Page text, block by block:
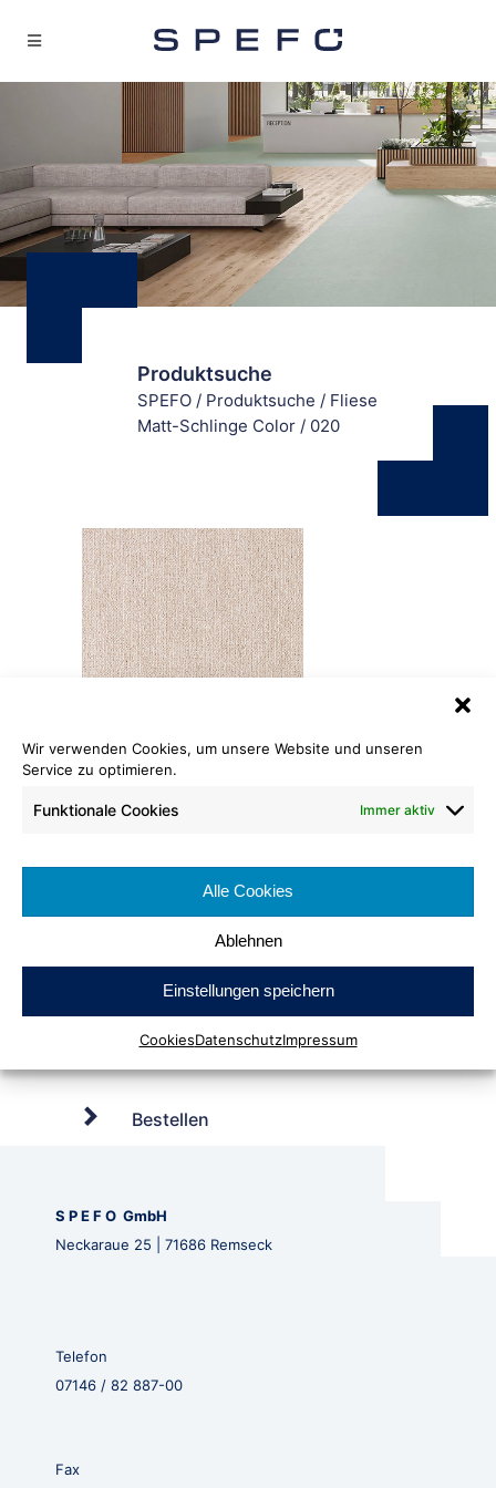
Wir verwenden Cookies, um unsere Website und unseren
Service zu optimieren.
Funktionale Cookies Immer aktiv
Alle Cookies
Ablehnen
Einstellungen speichern
CookiesDatenschutzImpressum
Produktsuche
SPEFO / Produktsuche / Fliese
Matt-Schlinge Color / 020
020
Bestellen
Fliese Matt-Schlinge Color
S P E F O GmbH
Neckaraue 25 | 71686 Remseck
Telefon
07146 / 82 887-00
Fax